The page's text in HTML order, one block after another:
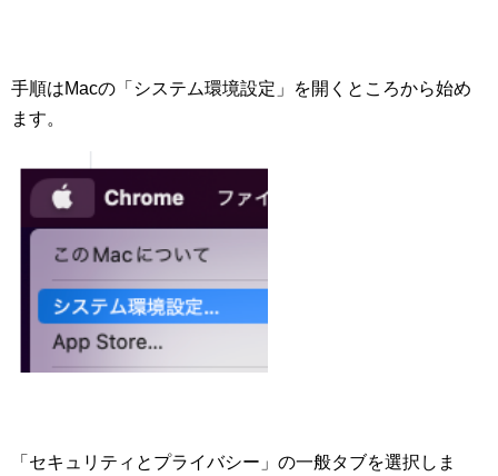
手順はMacの「システム環境設定」を開くところから始め
ます。
「セキュリティとプライバシー」の一般タブを選択しま